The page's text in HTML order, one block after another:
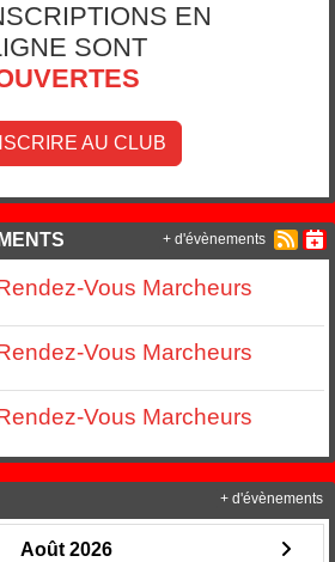
EN
SONT
AU CLUB
Vous Marcheurs
Vous Marcheurs
Vous Marcheurs
+ d'évènements
Août 2026
+ d'évènements